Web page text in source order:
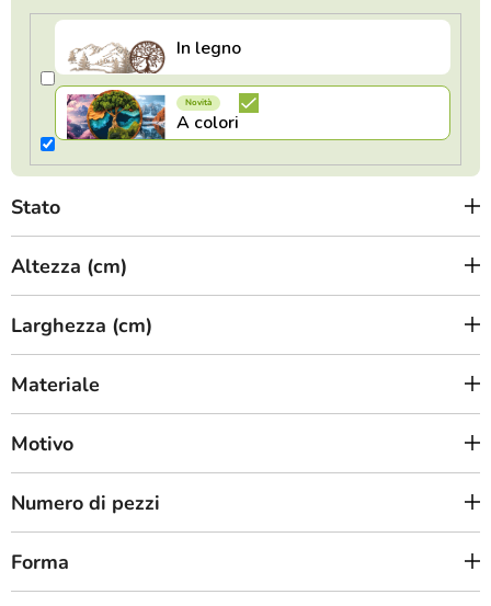
t
t
i
Stato
Altezza (cm)
Larghezza (cm)
Materiale
Motivo
Numero di pezzi
Forma